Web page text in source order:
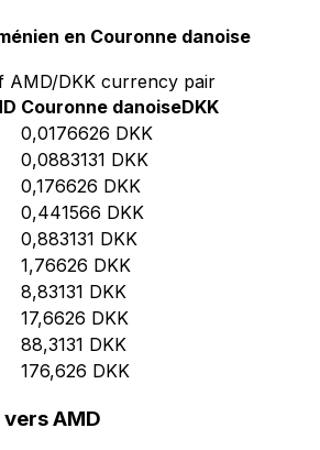
en Couronne danoise
AMD/DKK currency pair
Couronne danoiseDKK
0,0176626 DKK
0,0883131 DKK
0,176626 DKK
0,441566 DKK
0,883131 DKK
1,76626 DKK
8,83131 DKK
17,6626 DKK
88,3131 DKK
176,626 DKK
AMD